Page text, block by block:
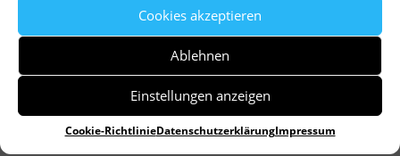
Cookies akzeptieren
Ablehnen
Einstellungen anzeigen
Cookie-RichtlinieDatenschutzerklärungImpressum
gekocht bestellen und genießen. Näheres dazu
unter https://www.der-petersberg.de/tag-der-